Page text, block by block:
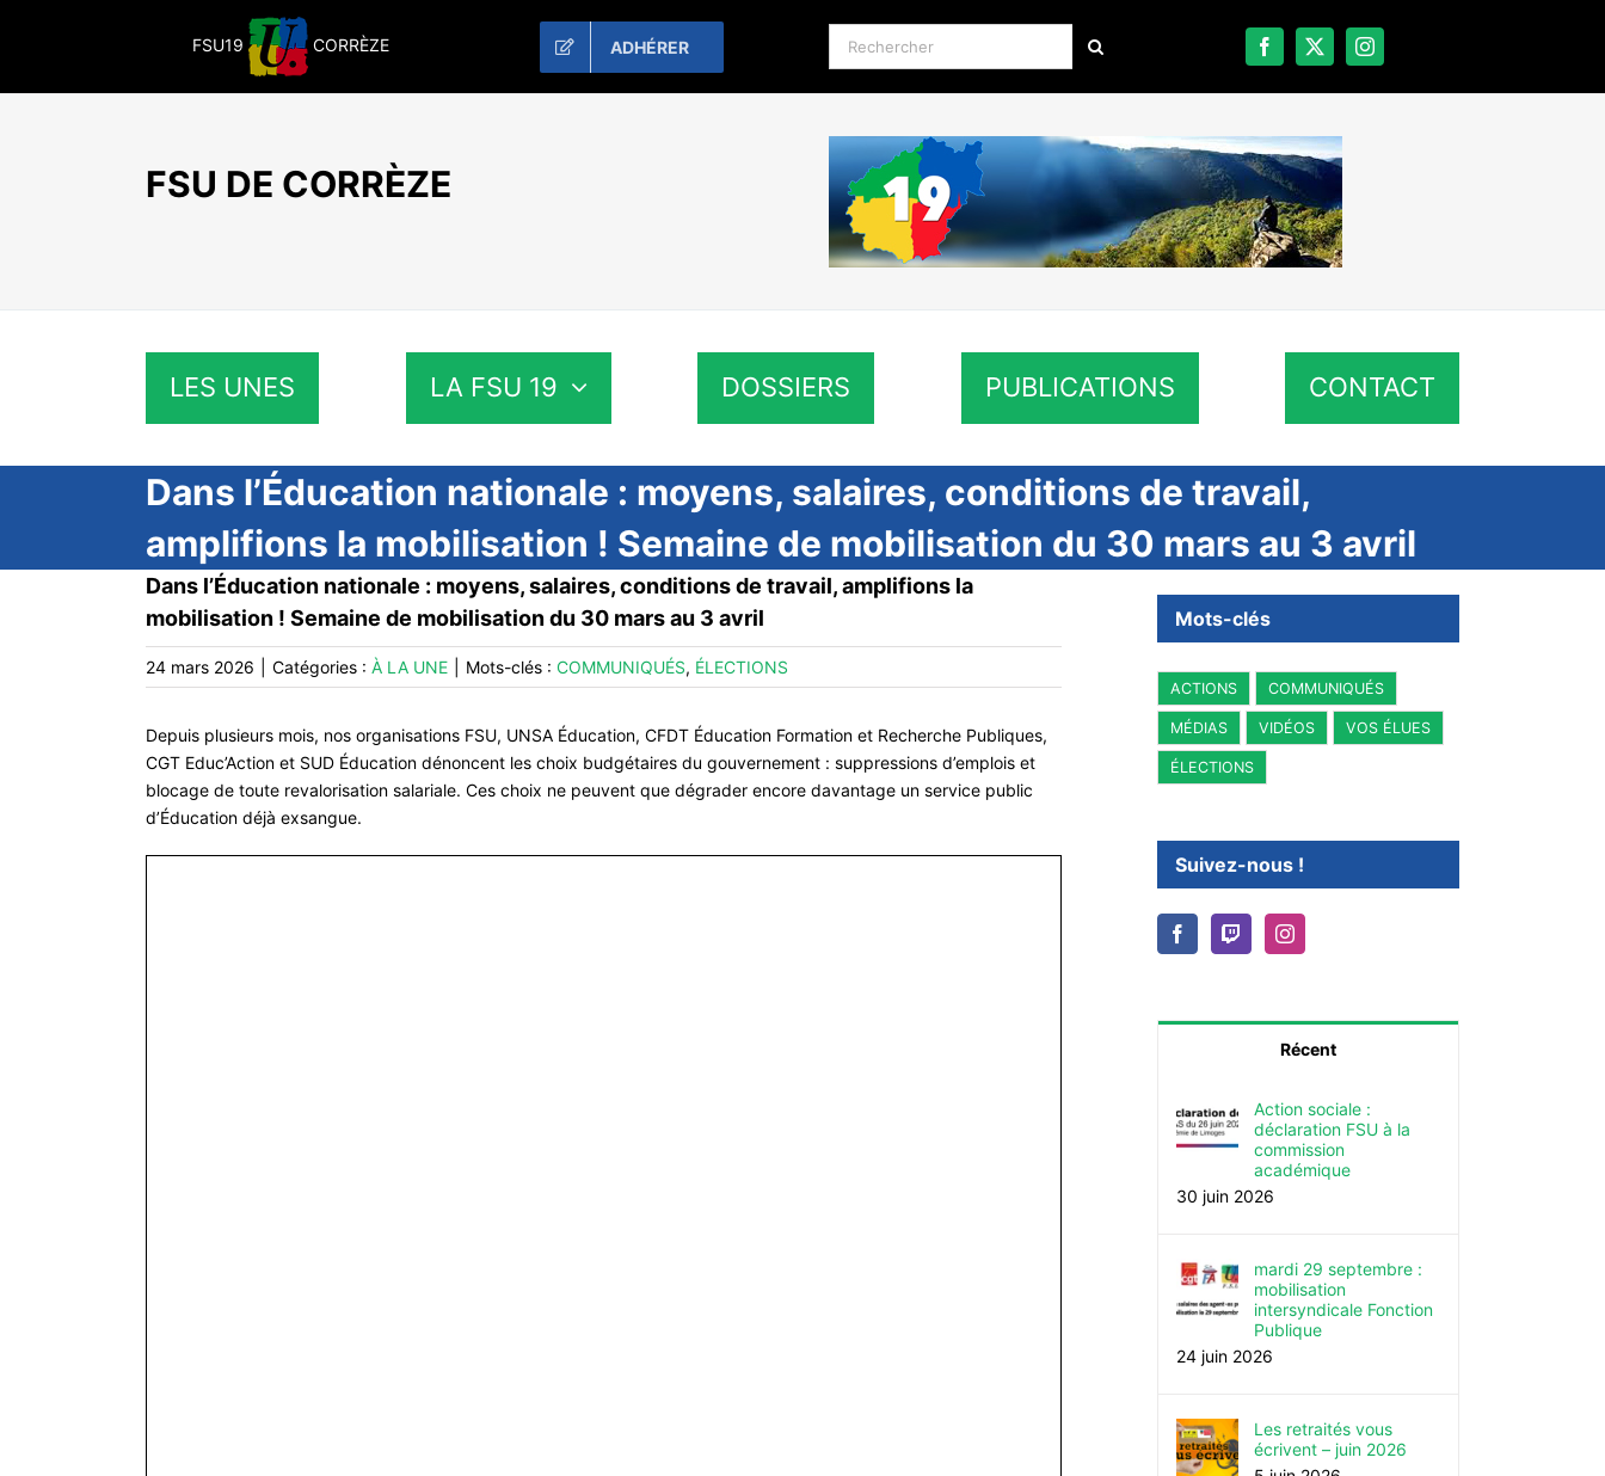
FSU19 CORRÈZE ADHÉRER Rechercher:
FSU DE CORRÈZE
LES UNES LA FSU 19 DOSSIERS PUBLICATIONS CONTACT
Dans l’Éducation nationale : moyens, salaires, conditions de travail,
amplifions la mobilisation ! Semaine de mobilisation du 30 mars au 3 avril
Dans l’Éducation nationale : moyens, salaires, conditions de travail, amplifions la
mobilisation ! Semaine de mobilisation du 30 mars au 3 avril
24 mars 2026 Catégories : À LA UNE Mots-clés : COMMUNIQUÉS, ÉLECTIONS
Depuis plusieurs mois, nos organisations FSU, UNSA Éducation, CFDT Éducation Formation et Recherche Publiques,
CGT Educ’Action et SUD Éducation dénoncent les choix budgétaires du gouvernement : suppressions d’emplois et
blocage de toute revalorisation salariale. Ces choix ne peuvent que dégrader encore davantage un service public
d’Éducation déjà exsangue.
Mots-clés
ACTIONS COMMUNIQUÉS
MÉDIAS VIDÉOS VOS ÉLUES
ÉLECTIONS
Suivez-nous !
Récent
Action sociale :
déclaration FSU à la
commission
académique
30 juin 2026
mardi 29 septembre :
mobilisation
intersyndicale Fonction
Publique
24 juin 2026
Les retraités vous
écrivent – juin 2026